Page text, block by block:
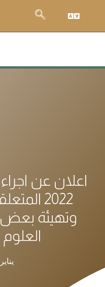
2022
وتهيئة بعض
يناير 9, 2024